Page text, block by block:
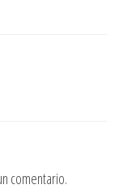
comentario.